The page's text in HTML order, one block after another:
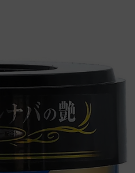
Temizleyiciler
Ve Koruma
Temizlik Ve Bakımı
Ve Bakımı
Bakımı